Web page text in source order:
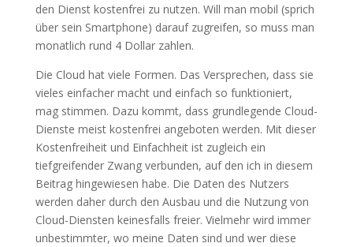
den Dienst kostenfrei zu nutzen. Will man mobil (sprich
über sein Smartphone) darauf zugreifen, so muss man
monatlich rund 4 Dollar zahlen.
Die Cloud hat viele Formen. Das Versprechen, dass sie
vieles einfacher macht und einfach so funktioniert,
mag stimmen. Dazu kommt, dass grundlegende Cloud-
Dienste meist kostenfrei angeboten werden. Mit dieser
Kostenfreiheit und Einfachheit ist zugleich ein
tiefgreifender Zwang verbunden, auf den ich in diesem
Beitrag hingewiesen habe. Die Daten des Nutzers
werden daher durch den Ausbau und die Nutzung von
Cloud-Diensten keinesfalls freier. Vielmehr wird immer
unbestimmter, wo meine Daten sind und wer diese